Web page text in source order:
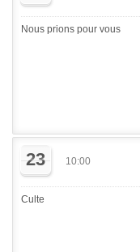
Nous prions pour vous
23 10:00
Culte